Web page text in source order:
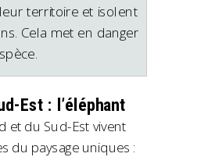
territoire et isolent
Cela met en danger
Est : l’éléphant
et du Sud-Est vivent
du paysage uniques :